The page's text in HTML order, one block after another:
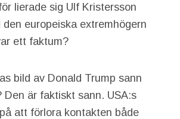
lierade sig Ulf Kristersson
europeiska extremhögern
ett faktum?
bild av Donald Trump sann
Den är faktiskt sann. USA:s
att förlora kontakten både